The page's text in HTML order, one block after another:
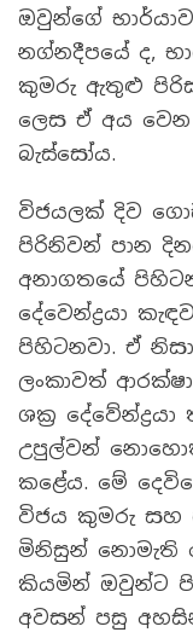
ඔවුන්ගේ
නග්නදීපයේ ද,
කුමරු ඇතුළු
ලෙස ඒ අය
බැස්සෝය.
විජයලක් දිව
පිරිනිවන් පාන
අනාගතයේ
දේවෙන්ද්‍රයා
පිහිටනවා. ඒ
ලංකාවත්
ශක්‍ර
උපුල්වන් නොහොත්
කළේය. මේ
විජය කුමරු සහ
මිනිසුන් නොමැති
කියමින් ඔවුන්ට
අවසන් පසු